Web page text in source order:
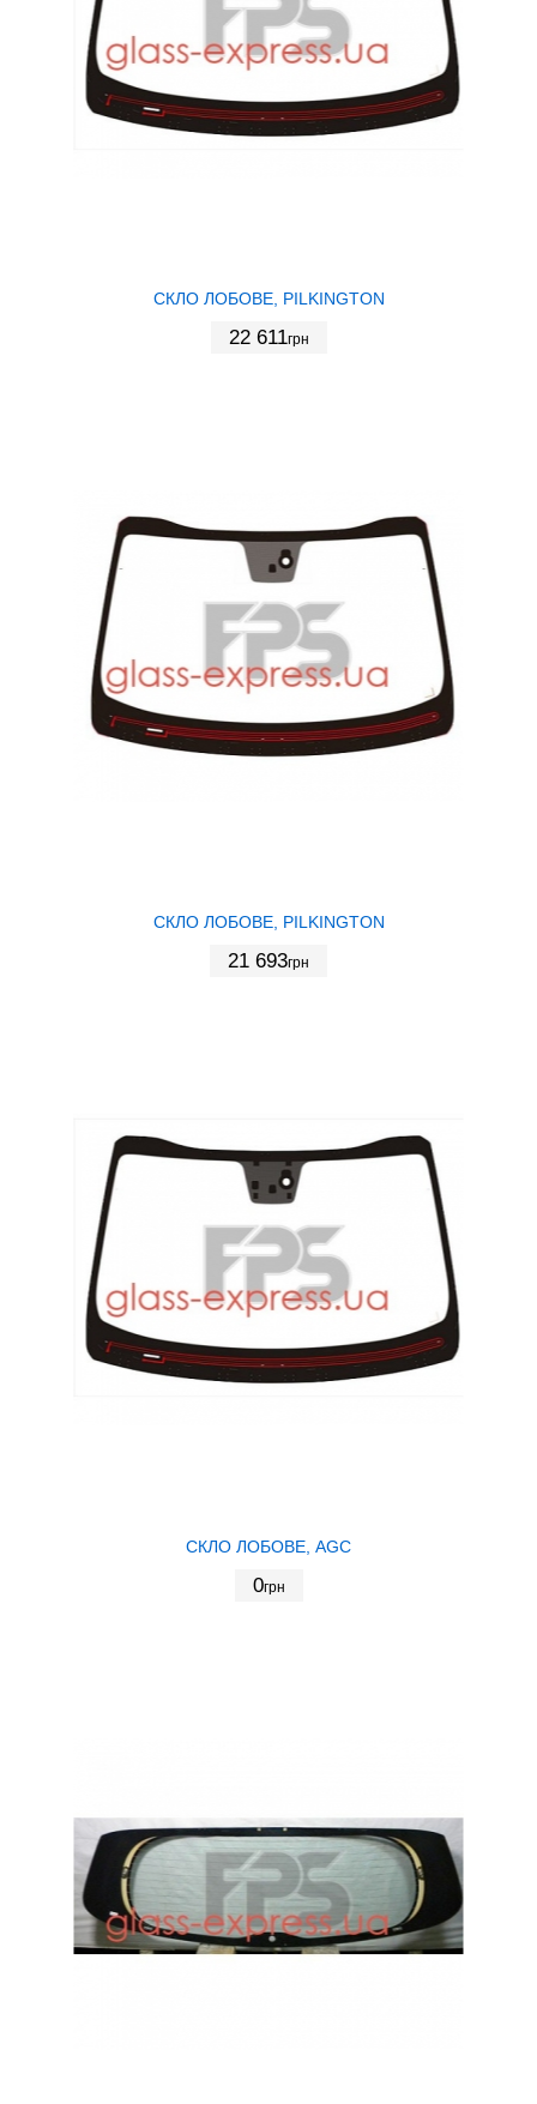
СКЛО ЛОБОВЕ, PILKINGTON
22 611грн
СКЛО ЛОБОВЕ, PILKINGTON
21 693грн
СКЛО ЛОБОВЕ, AGC
0грн